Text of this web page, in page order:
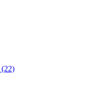
(22)